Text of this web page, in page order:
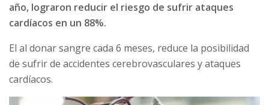
año, lograron reducir el riesgo de sufrir ataques
cardíacos en un 88%.
El al donar sangre cada 6 meses, reduce la posibilidad
de sufrir de accidentes cerebrovasculares y ataques
cardíacos.